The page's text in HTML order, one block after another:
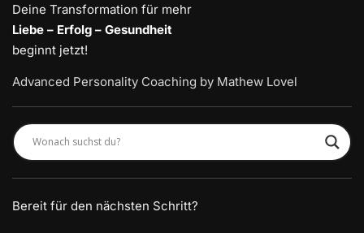
Deine Transformation für mehr
Liebe – Erfolg – Gesundheit
beginnt jetzt!
Advanced Personality Coaching by Mathew Lovel
Bereit für den nächsten Schritt?